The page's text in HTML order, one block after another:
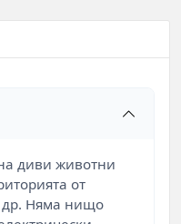
диви животни
от
др. Няма нищо